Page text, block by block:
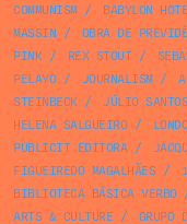
COMMUNISM/ BABYLON
MASSIN / OBRA DE
PINK/ REX STOUT/
PELAYO/ JOURNALISM/
STEINBECK/ JÚLIO SANTOS
HELENA SALGUEIRO/
PUBLICIT EDITORA/
FIGUEIREDO MAGALHÃES /
BIBLIOTECA BÁSICA VERBO
ARTS & CULTURE / GRUPO